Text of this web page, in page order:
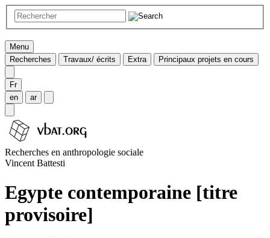
Menu
Recherches
Travaux/ écrits Extra Principaux projets en cours
Fr
en
ar
Recherches en anthropologie sociale
Vincent Battesti
Egypte contemporaine [titre
provisoire]